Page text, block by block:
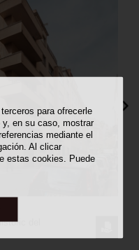
para ofrecerle
en su caso, mostrar
mediante el
Al clicar
estas cookies. Puede
del